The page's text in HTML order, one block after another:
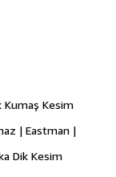
Kumaş Kesim
| Eastman |
Dik Kesim